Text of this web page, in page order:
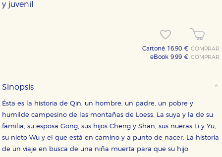
y juvenil
Cartoné 16,90 €COMPRAR
eBook 9,99 €COMPRAR
Sinopsis
Ésta es la historia de Qin, un hombre, un padre, un pobre y
humilde campesino de las montañas de Loess. La suya y la de su
familia, su esposa Gong, sus hijos Cheng y Shan, sus nueras Li y Yu,
su nieto Wu y el que está en camino y a punto de nacer. La historia
de un viaje en busca de una niña muerta para que su hijo